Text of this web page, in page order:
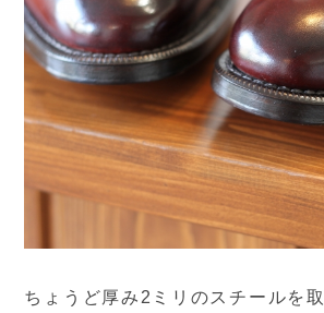
ちょうど厚み2ミリのスチールを